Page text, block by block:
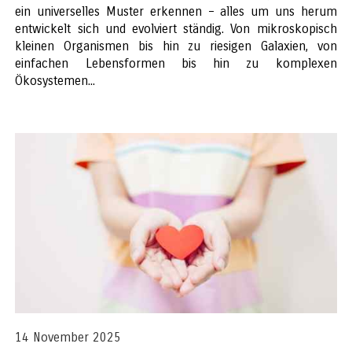
ein universelles Muster erkennen – alles um uns herum
entwickelt sich und evolviert ständig. Von mikroskopisch
kleinen Organismen bis hin zu riesigen Galaxien, von
einfachen Lebensformen bis hin zu komplexen
Ökosystemen...
14 November 2025